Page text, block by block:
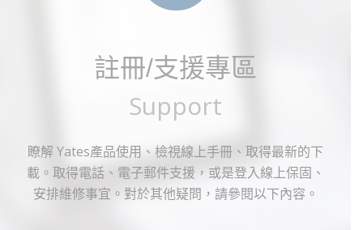
註冊/支援專區
Support
瞭解 Yates產品使用、檢視線上手冊、取得最新的下
載。取得電話、電子郵件支援，或是登入線上保固、
安排維修事宜。對於其他疑問，請參閱以下內容。